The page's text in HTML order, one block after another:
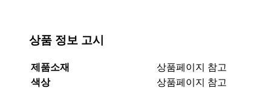
상품 정보 고시
제품소재
상품페이지 참고
색상
상품페이지 참고